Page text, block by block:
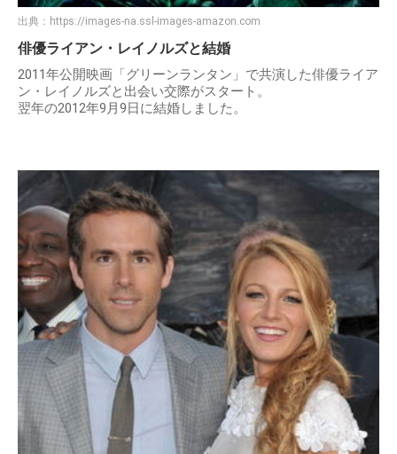
出典： https://images-na.ssl-images-amazon.com
俳優ライアン・レイノルズと結婚
2011年公開映画「グリーンランタン」で共演した俳優ライア
ン・レイノルズと出会い交際がスタート。
翌年の2012年9月9日に結婚しました。